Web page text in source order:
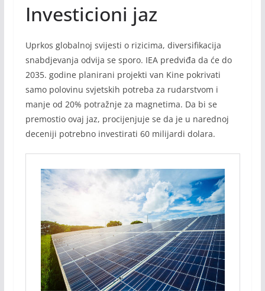
Investicioni jaz
Uprkos globalnoj svijesti o rizicima, diversifikacija
snabdjevanja odvija se sporo. IEA predviđa da će do
2035. godine planirani projekti van Kine pokrivati
samo polovinu svjetskih potreba za rudarstvom i
manje od 20% potražnje za magnetima. Da bi se
premostio ovaj jaz, procijenjuje se da je u narednoj
deceniji potrebno investirati 60 milijardi dolara.